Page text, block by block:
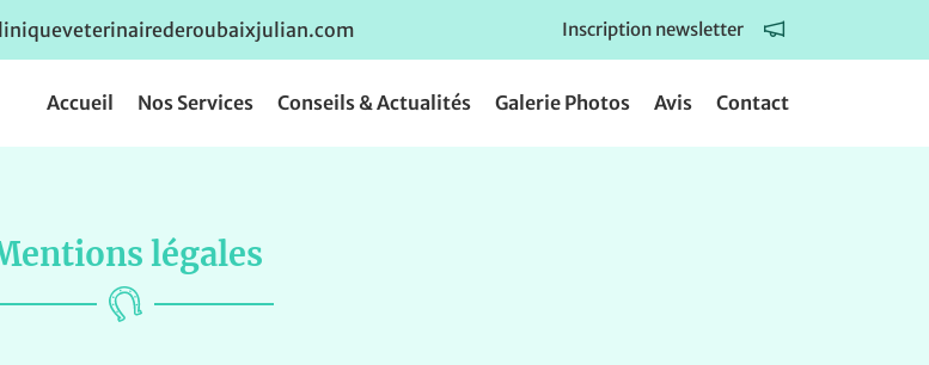
Inscription newsletter
Accueil Nos Services Conseils & Actualités Galerie Photos Avis Contact
légales